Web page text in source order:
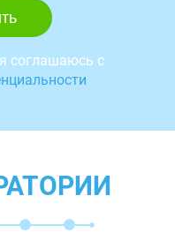
соглашаюсь с